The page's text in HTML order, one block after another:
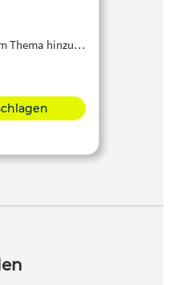
Thema hinzu…